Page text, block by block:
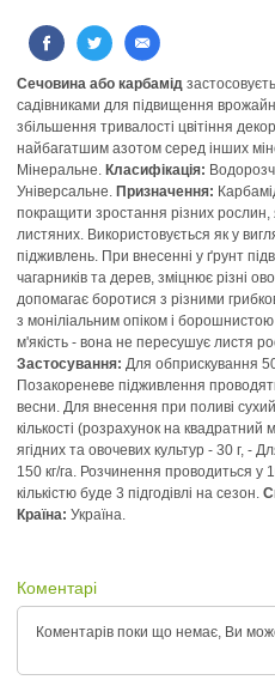
Сечовина або карбамід
садівниками для підвищення
збільшення тривалості цвітіння
найбагатшим азотом серед інших
Мінеральне. Класифікація:
Універсальне. Призначення:
покращити зростання різних рослин,
листяних. Використовується як у
підживлень. При внесенні у ґрунт
чагарників та дерев, зміцнює різні
допомагає боротися з різними
з моніліальним опіком і
м'якість - вона не пересушує листя
Застосування: Для обприскування
Позакореневе підживлення
весни. Для внесення при поливі
кількості (розрахунок на
ягідних та овочевих культур - 30 г, -
150 кг/га. Розчинення проводиться
кількістю буде 3 підгодівлі на сезон.
Країна: Україна.
Коментарі
Коментарів поки що немає, Ви